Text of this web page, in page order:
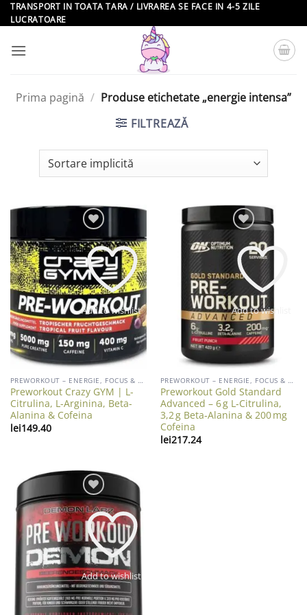
Skip
to
TRANSPORT IN TOATA TARA / LIVRAREA SE FACE IN 4-5 ZILE
LUCRATOARE
Prima pagină / Produse etichetate „energie intensa”
FILTREAZĂ
Add to wishlist
PREWORKOUT – ENERGIE, FOCUS & ANDURANTA
Preworkout Crazy GYM | L-
Citrulina, L-Arginina, Beta-
Alanina & Cofeina
lei149.40
Add to wishlist
PREWORKOUT – ENERGIE, FOCUS & ANDURANTA
Preworkout Gold Standard
Advanced – 6 g L‑Citrulina,
3,2 g Beta‑Alanina & 200 mg
Cofeina
lei217.24
Add to wishlist